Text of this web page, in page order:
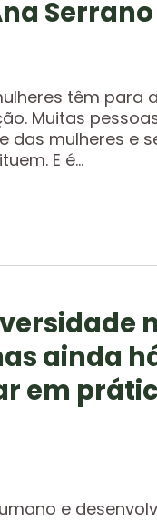
têm para
Muitas
das mulheres e
E é...
ainda
em
e